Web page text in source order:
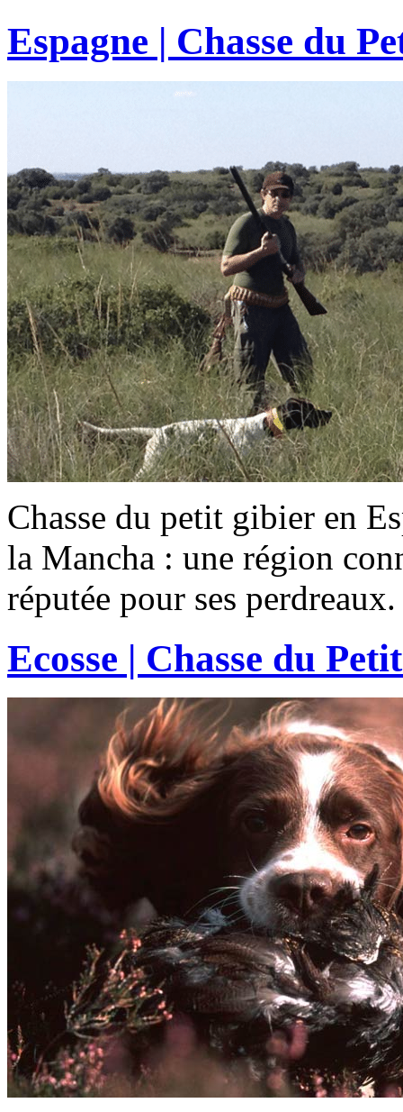
Espagne | Chasse du
Chasse du petit gibier en
la Mancha : une région
réputée pour ses perdreaux.
Ecosse | Chasse du